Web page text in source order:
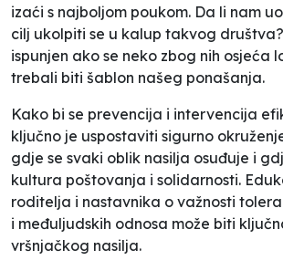
izaći s najboljom poukom. Da li nam
cilj ukolpiti se u kalup takvog
ispunjen ako se neko zbog nih osjeća
trebali biti šablon našeg ponašanja.
Kako bi se prevencija i intervencija
ključno je uspostaviti sigurno
gdje se svaki oblik nasilja osuđuje i
kultura poštovanja i solidarnosti.
roditelja i nastavnika o važnosti
i međuljudskih odnosa može biti
vršnjačkog nasilja.